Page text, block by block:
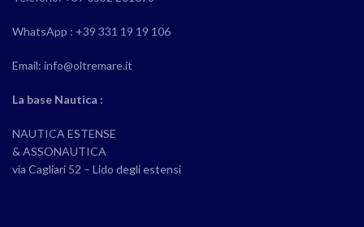
WhatsApp : +39 331 19 19 106
Email: info@oltremare.it
La base Nautica :
NAUTICA ESTENSE
& ASSONAUTICA
via Cagliari 52 – Lido degli estensi